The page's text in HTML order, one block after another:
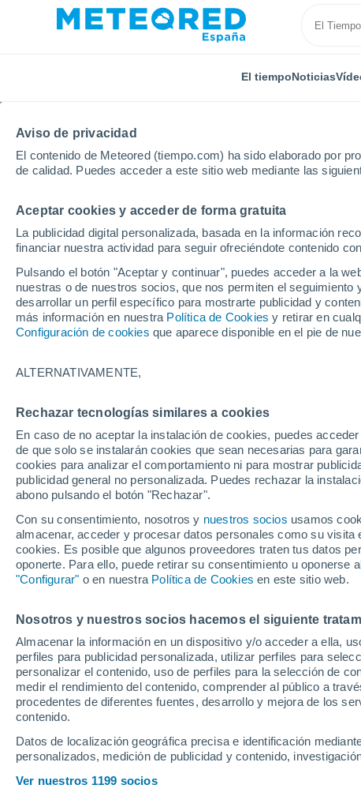
Aviso de privacidad
El contenido de Meteored (tiempo.com) ha sido elaborado por
de calidad. Puedes acceder a este sitio web mediante las
Aceptar cookies y acceder de forma gratuita
La publicidad digital personalizada, basada en la información
financiar nuestra actividad para seguir ofreciéndote contenido
Pulsando el botón "Aceptar y continuar", puedes acceder a la
nuestras o de nuestros socios, que nos permiten el
desarrollar un perfil específico para mostrarte publicidad y
más información en nuestra Política de Cookies y retirar en
Configuración de cookies que aparece disponible en el pie de
ALTERNATIVAMENTE,
Rechazar tecnologías similares a cookies
En caso de no aceptar la instalación de cookies, puedes
de que solo se instalarán cookies que sean necesarias para
cookies para analizar el comportamiento ni para mostrar
publicidad general no personalizada. Puedes rechazar la
abono pulsando el botón "Rechazar".
Con su consentimiento, nosotros y nuestros socios usamos
almacenar, acceder y procesar datos personales como su
cookies. Es posible que algunos proveedores traten tus datos
oponerte. Para ello, puede retirar su consentimiento u
"Configurar" o en nuestra Política de Cookies en este sitio web.
Nosotros y nuestros socios hacemos el siguiente
Almacenar la información en un dispositivo y/o acceder a ella,
perfiles para publicidad personalizada, utilizar perfiles para
personalizar el contenido, uso de perfiles para la selección de
medir el rendimiento del contenido, comprender al público a
procedentes de diferentes fuentes, desarrollo y mejora de los
contenido.
Datos de localización geográfica precisa e identificación
personalizados, medición de publicidad y contenido,
Ver nuestros 1199 socios
El tiempoNoticias
Inicio Noruega Oppland Spåtind Skisenter
Spåtind Skisenter
14/12/2024
Parte de nieve hoy
Pistas por dificultad 1 3 3 1
Kilómetros esquiables - / 3
Remontes - / 3
Profundidad de nieve